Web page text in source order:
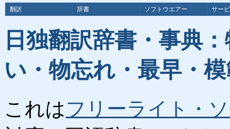
翻訳 辞書 ソフトウエアー サー
日独翻訳辞書・事典
い・物忘れ・最早・
これはフリーライト・